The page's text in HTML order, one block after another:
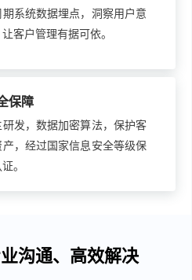
系统数据埋点，洞察用户意
客户管理有据可依。
保障
发，数据加密算法，保护客
，经过国家信息安全等级保
。
沟通、高效解决